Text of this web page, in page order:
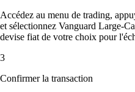
Accédez au menu de trading,
et sélectionnez Vanguard Large-
devise fiat de votre choix pour
3
Confirmer la transaction